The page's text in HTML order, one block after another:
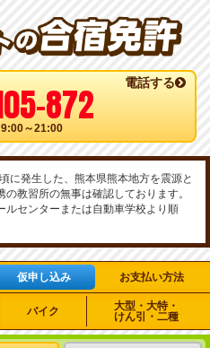
電話する
872
～21:00
に発生した、熊本県熊本地方を震源と
教習所の無事は確認しております。
ルセンターまたは自動車学校より順
仮申し込み お支払い方法
バイク
大型・大特・
けん引・二種